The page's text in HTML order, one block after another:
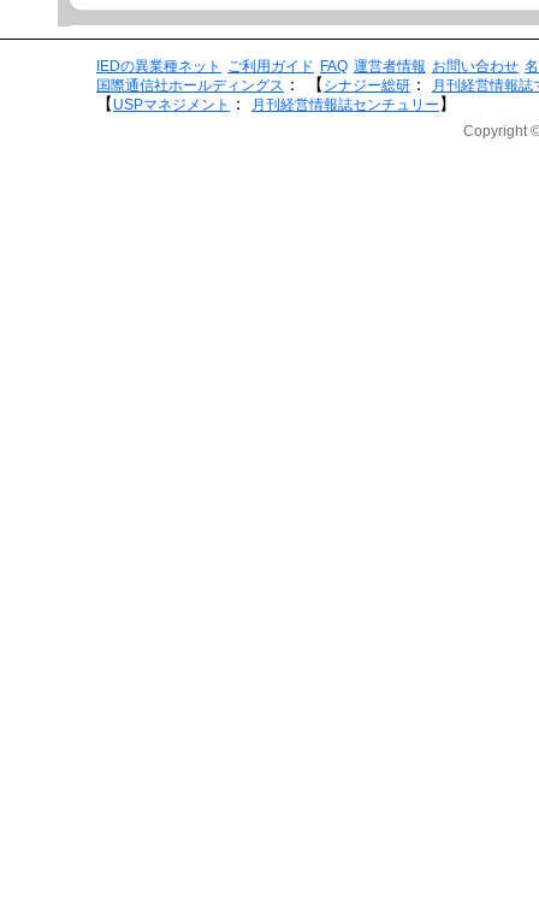
IEDの異業種ネット ご利用ガイド FAQ 運営者情報 お問い合わせ
国際通信社ホールディングス ： 【 シナジー総研 ： 月刊経営情報誌
【 USPマネジメント ： 月刊経営情報誌センチュリー 】
Copyright